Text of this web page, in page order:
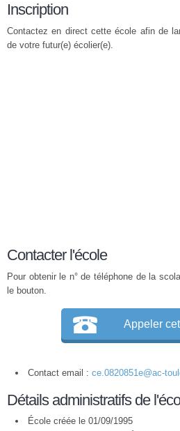
Inscription
Contactez en direct cette école afin de
de votre futur(e) écolier(e).
Contacter l'école
Pour obtenir le n° de téléphone de la
le bouton.
Appeler
Contact email : ce.0820851e@ac-
Détails administratifs de
École créée le 01/09/1995